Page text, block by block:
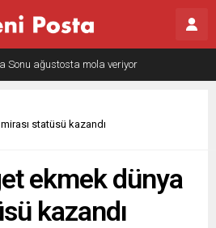
Sonu ağustosta mola veriyor
statüsü kazandı
ekmek dünya
kazandı